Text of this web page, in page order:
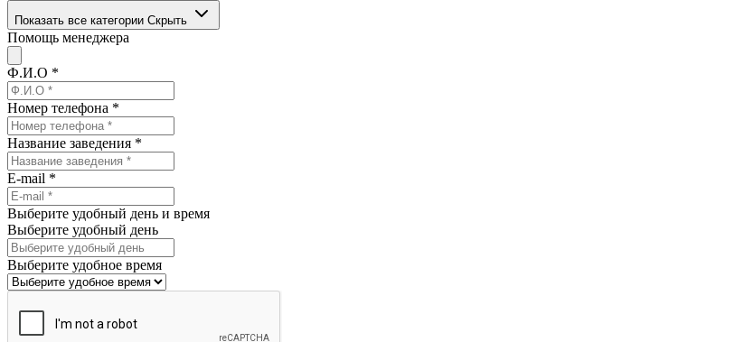
Показать все категории Скрыть
Помощь менеджера
Ф.И.О *
Номер телефона *
Название заведения *
E-mail *
Выберите удобный день и время
Выберите удобный день
Выберите удобное время